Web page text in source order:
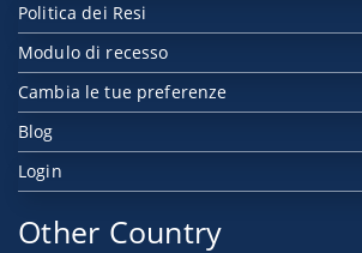
Politica dei Resi
Modulo di recesso
Cambia le tue preferenze
Blog
Login
Other Country